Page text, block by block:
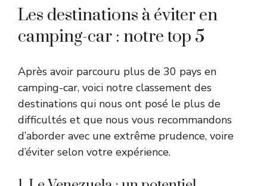
Les destinations à éviter en
camping-car : notre top 5
Après avoir parcouru plus de 30 pays en
camping-car, voici notre classement des
destinations qui nous ont posé le plus de
difficultés et que nous vous recommandons
d’aborder avec une extrême prudence, voire
d’éviter selon votre expérience.